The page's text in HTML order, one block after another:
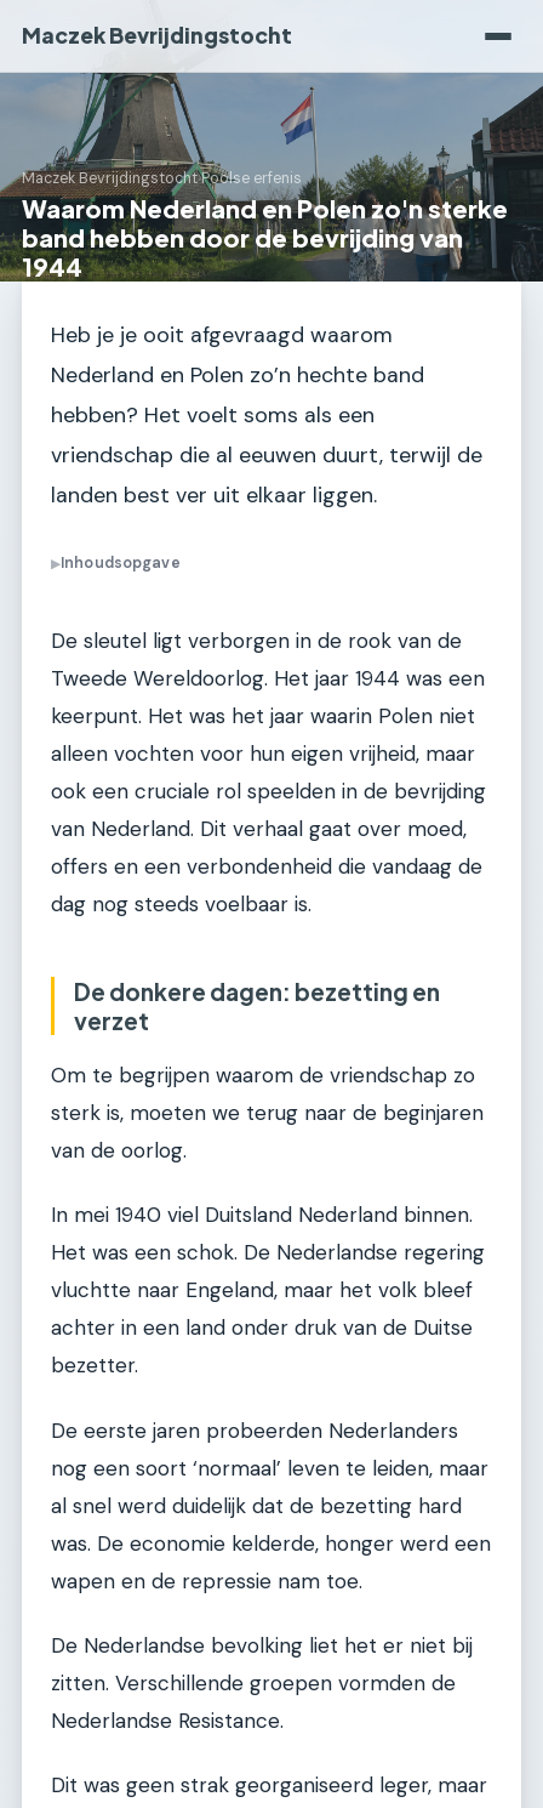
Maczek Bevrijdingstocht
Maczek Bevrijdingstocht›Poolse erfenis
Waarom Nederland en Polen zo'n sterke
band hebben door de bevrijding van
1944
Heb je je ooit afgevraagd waarom
Nederland en Polen zo’n hechte band
hebben? Het voelt soms als een
vriendschap die al eeuwen duurt, terwijl de
landen best ver uit elkaar liggen.
▶Inhoudsopgave
De sleutel ligt verborgen in de rook van de
Tweede Wereldoorlog. Het jaar 1944 was een
keerpunt. Het was het jaar waarin Polen niet
alleen vochten voor hun eigen vrijheid, maar
ook een cruciale rol speelden in de bevrijding
van Nederland. Dit verhaal gaat over moed,
offers en een verbondenheid die vandaag de
dag nog steeds voelbaar is.
De donkere dagen: bezetting en
verzet
Om te begrijpen waarom de vriendschap zo
sterk is, moeten we terug naar de beginjaren
van de oorlog.
In mei 1940 viel Duitsland Nederland binnen.
Het was een schok. De Nederlandse regering
vluchtte naar Engeland, maar het volk bleef
achter in een land onder druk van de Duitse
bezetter.
De eerste jaren probeerden Nederlanders
nog een soort ‘normaal’ leven te leiden, maar
al snel werd duidelijk dat de bezetting hard
was. De economie kelderde, honger werd een
wapen en de repressie nam toe.
De Nederlandse bevolking liet het er niet bij
zitten. Verschillende groepen vormden de
Nederlandse Resistance.
Dit was geen strak georganiseerd leger, maar